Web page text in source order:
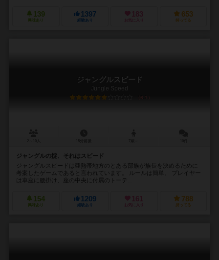
139
興味あり
1397
経験あり
183
お気に入り
653
持ってる
ジャングルスピード
Jungle Speed
6.1
ジャングルの掟、それはスピード
ジャングルスピードは亜熱帯地方のとある部族が族長を決めるために
考案したゲームであると言われています。 ルールは簡単。 プレイヤー
は車座に腰掛け、座の中央に付属のトーテ...
154
興味あり
1209
経験あり
161
お気に入り
788
持ってる